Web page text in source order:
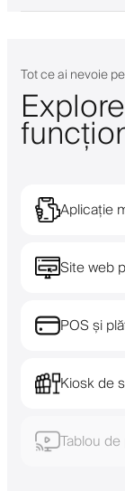
Tot ce ai nevoie
Aplicație
Site web
POS și
Kiosk de
Tablou